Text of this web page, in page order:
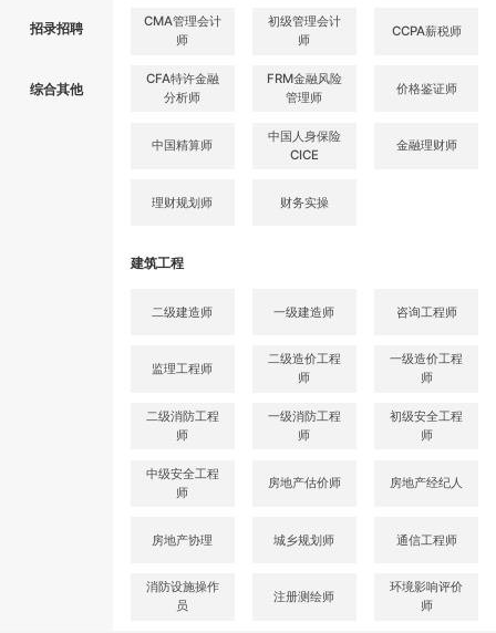
招录招聘
综合其他
CMA管理会计
师
初级管理会计
师
CCPA薪税师
CFA特许金融
分析师
FRM金融风险
管理师
价格鉴证师
中国精算师
中国人身保险
CICE
金融理财师
理财规划师 财务实操
建筑工程
二级建造师 一级建造师 咨询工程师
监理工程师
二级造价工程
师
一级造价工程
师
二级消防工程
师
一级消防工程
师
初级安全工程
师
中级安全工程
师
房地产估价师 房地产经纪人
房地产协理 城乡规划师 通信工程师
消防设施操作
员
注册测绘师
环境影响评价
师